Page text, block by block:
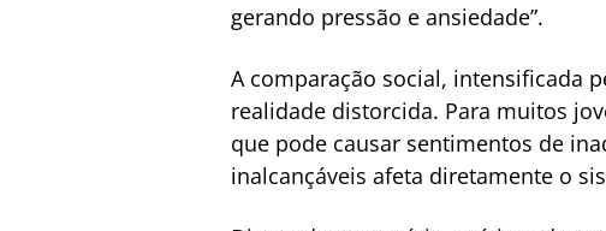
gerando pressão e ansiedade”.
A comparação social, intensificada
realidade distorcida. Para muitos
que pode causar sentimentos de
inalcançáveis afeta diretamente o